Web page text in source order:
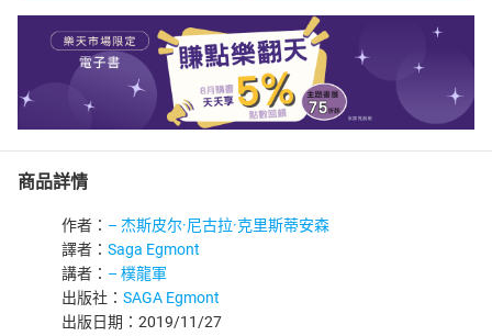
商品詳情
作者： – 杰斯皮尔·尼古拉·克里斯蒂安森
譯者： Saga Egmont
講者： – 樸龍軍
出版社： SAGA Egmont
出版日期：2019/11/27